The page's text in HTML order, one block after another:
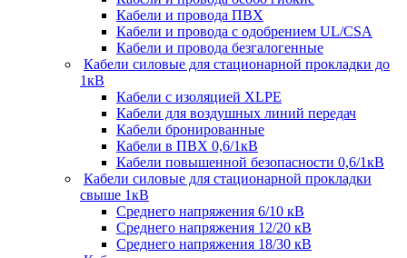
Кабели и провода ПВХ
Кабели и провода с одобрением UL/CSA
Кабели и провода безгалогенные
Кабели силовые для стационарной прокладки до
1кВ
Кабели c изоляцией XLPE
Кабели для воздушных линий передач
Кабели бронированные
Кабели в ПВХ 0,6/1кВ
Кабели повышенной безопасности 0,6/1кВ
Кабели силовые для стационарной прокладки
свыше 1кВ
Среднего напряжения 6/10 кВ
Среднего напряжения 12/20 кВ
Среднего напряжения 18/30 кВ